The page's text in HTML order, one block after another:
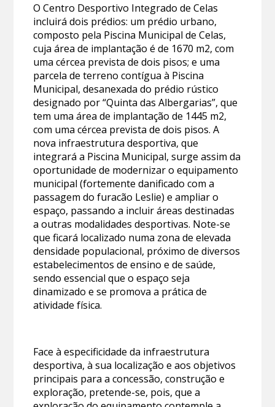
O Centro Desportivo Integrado de Celas
incluirá dois prédios: um prédio urbano,
composto pela Piscina Municipal de Celas,
cuja área de implantação é de 1670 m2, com
uma cércea prevista de dois pisos; e uma
parcela de terreno contígua à Piscina
Municipal, desanexada do prédio rústico
designado por “Quinta das Albergarias”, que
tem uma área de implantação de 1445 m2,
com uma cércea prevista de dois pisos. A
nova infraestrutura desportiva, que
integrará a Piscina Municipal, surge assim da
oportunidade de modernizar o equipamento
municipal (fortemente danificado com a
passagem do furacão Leslie) e ampliar o
espaço, passando a incluir áreas destinadas
a outras modalidades desportivas. Note-se
que ficará localizado numa zona de elevada
densidade populacional, próximo de diversos
estabelecimentos de ensino e de saúde,
sendo essencial que o espaço seja
dinamizado e se promova a prática de
atividade física.
Face à especificidade da infraestrutura
desportiva, à sua localização e aos objetivos
principais para a concessão, construção e
exploração, pretende-se, pois, que a